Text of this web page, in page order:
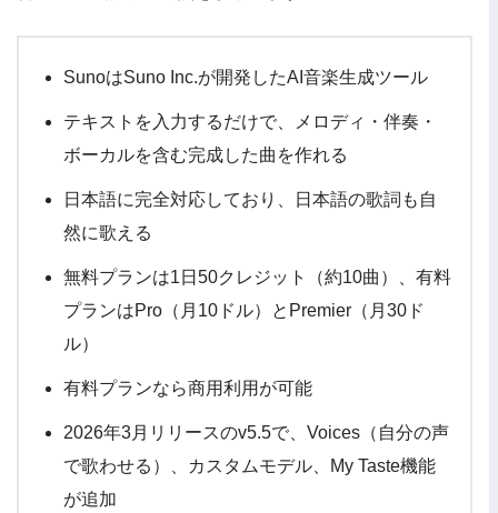
SunoはSuno Inc.が開発したAI音楽生成ツール
テキストを入力するだけで、メロディ・伴奏・
ボーカルを含む完成した曲を作れる
日本語に完全対応しており、日本語の歌詞も自
然に歌える
無料プランは1日50クレジット（約10曲）、有料
プランはPro（月10ドル）とPremier（月30ド
ル）
有料プランなら商用利用が可能
2026年3月リリースのv5.5で、Voices（自分の声
で歌わせる）、カスタムモデル、My Taste機能
が追加